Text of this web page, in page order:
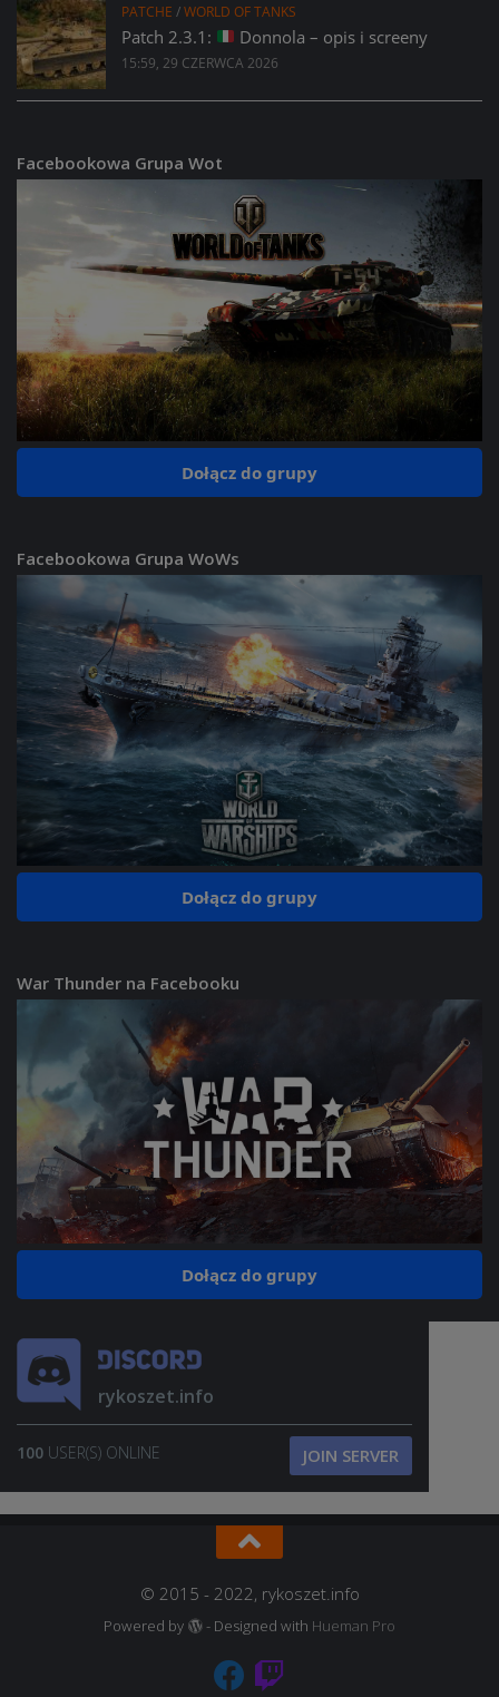
PATCHE /WORLD OF TANKS
Patch 2.3.1: Donnola – opis i screeny
15:59, 29 CZERWCA 2026
Facebookowa Grupa Wot
Dołącz do grupy
Facebookowa Grupa WoWs
Dołącz do grupy
War Thunder na Facebooku
Dołącz do grupy
rykoszet.info
100 USER(S) ONLINE JOIN SERVER
© 2015 - 2022, rykoszet.info
Powered by - Designed with Hueman Pro